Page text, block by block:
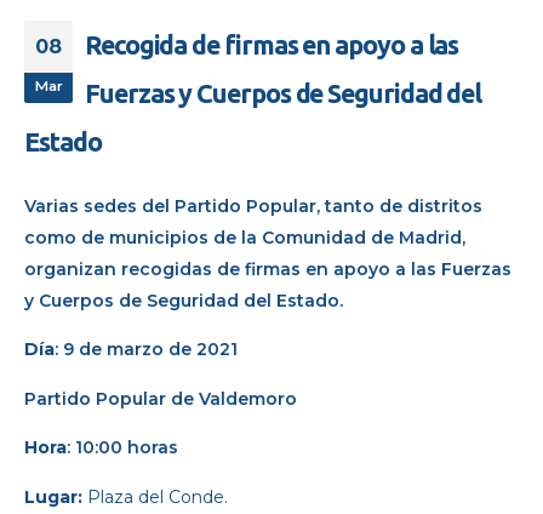
08
Mar
Recogida de firmas en apoyo a las
Fuerzas y Cuerpos de Seguridad del
Estado
Varias sedes del Partido Popular, tanto de distritos
como de municipios de la Comunidad de Madrid,
organizan recogidas de firmas en apoyo a las Fuerzas
y Cuerpos de Seguridad del Estado.
Día: 9 de marzo de 2021
Partido Popular de Valdemoro
Hora: 10:00 horas
Lugar: Plaza del Conde.